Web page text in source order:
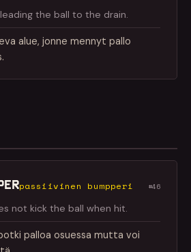
the ball to the drain.
alue, jonne mennyt pallo
passiivinen bumpperi #46
not kick the ball when hit.
palloa osuessa mutta voi